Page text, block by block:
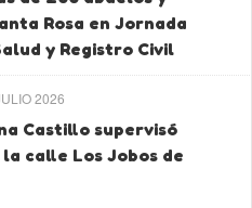
Rosa en Jornada
y Registro Civil
2026
Castillo supervisó
calle Los Jobos de